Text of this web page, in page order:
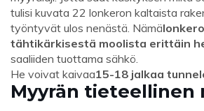
tulisi kuvata 22 lonkeron kaltaista
työntyvät ulos nenästä. Nämä
tähtikärkisestä moolista erittäin
saaliiden tuottama sähkö.
He voivat kaivaa15-18 jalkaa
Myyrän tieteellinen